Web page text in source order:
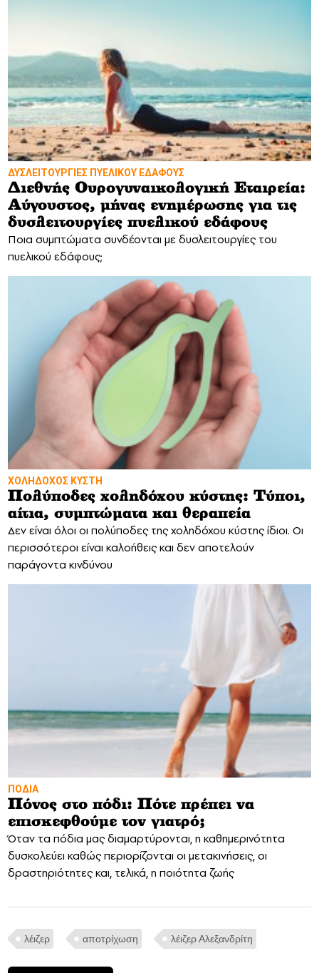
ΔΥΣΛΕΙΤΟΥΡΓΙΕΣ ΠΥΕΛΙΚΟΥ ΕΔΑΦΟΥΣ
Διεθνής Ουρογυναικολογική Εταιρεία:
Αύγουστος, μήνας ενημέρωσης για τις
δυσλειτουργίες πυελικού εδάφους
Ποια συμπτώματα συνδέονται με δυσλειτουργίες του
πυελικού εδάφους;
ΧΟΛΗΔΟΧΟΣ ΚΥΣΤΗ
Πολύποδες χοληδόχου κύστης: Τύποι,
αίτια, συμπτώματα και θεραπεία
Δεν είναι όλοι οι πολύποδες της χοληδόχου κύστης ίδιοι. Οι
περισσότεροι είναι καλοήθεις και δεν αποτελούν
παράγοντα κινδύνου
ΠΟΔΙΑ
Πόνος στο πόδι: Πότε πρέπει να
επισκεφθούμε τον γιατρό;
Όταν τα πόδια μας διαμαρτύρονται, η καθημερινότητα
δυσκολεύει καθώς περιορίζονται οι μετακινήσεις, οι
δραστηριότητες και, τελικά, η ποιότητα ζωής
λέιζερ αποτρίχωση λέιζερ Αλεξανδρίτη